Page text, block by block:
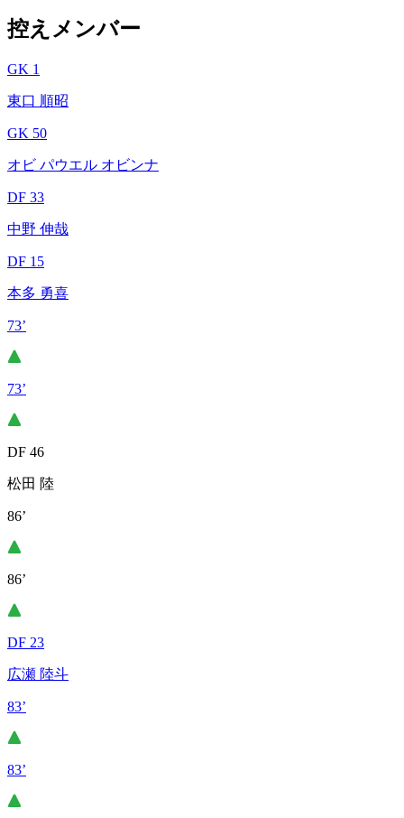
控えメンバー
GK 1
東口 順昭
GK 50
オビ パウエル オビンナ
DF 33
中野 伸哉
DF 15
本多 勇喜
73’
73’
DF 46
松田 陸
86’
86’
DF 23
広瀬 陸斗
83’
83’